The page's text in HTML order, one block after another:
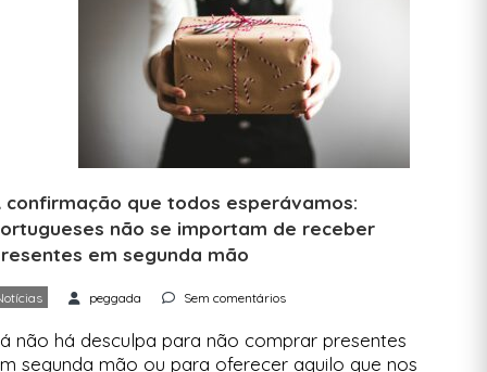
confirmação que todos esperávamos:
não se importam de receber
em segunda mão
peggada Sem comentários
não há desculpa para não comprar presentes
segunda mão ou para oferecer aquilo que nos